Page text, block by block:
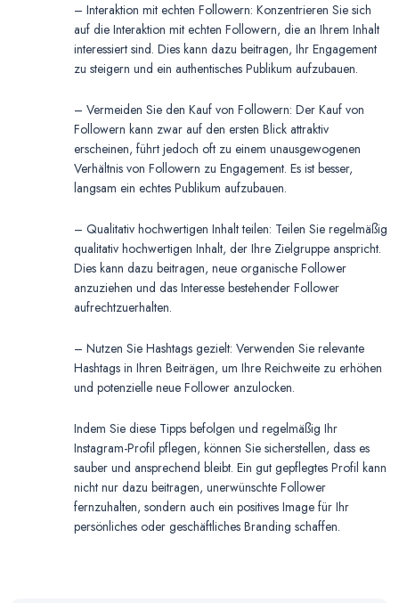
– Interaktion mit echten Followern: Konzentrieren Sie sich
auf die Interaktion mit echten Followern, die an Ihrem Inhalt
interessiert sind. Dies kann dazu beitragen, Ihr Engagement
zu steigern und ein authentisches Publikum aufzubauen.
– Vermeiden Sie den Kauf von Followern: Der Kauf von
Followern kann zwar auf den ersten Blick attraktiv
erscheinen, führt jedoch oft zu einem unausgewogenen
Verhältnis von Followern zu Engagement. Es ist besser,
langsam ein echtes Publikum aufzubauen.
– Qualitativ hochwertigen Inhalt teilen: Teilen Sie regelmäßig
qualitativ hochwertigen Inhalt, der Ihre Zielgruppe anspricht.
Dies kann dazu beitragen, neue organische Follower
anzuziehen und das Interesse bestehender Follower
aufrechtzuerhalten.
– Nutzen Sie Hashtags gezielt: Verwenden Sie relevante
Hashtags in Ihren Beiträgen, um Ihre Reichweite zu erhöhen
und potenzielle neue Follower anzulocken.
Indem Sie diese Tipps befolgen und regelmäßig Ihr
Instagram-Profil pflegen, können Sie sicherstellen, dass es
sauber und ansprechend bleibt. Ein gut gepflegtes Profil kann
nicht nur dazu beitragen, unerwünschte Follower
fernzuhalten, sondern auch ein positives Image für Ihr
persönliches oder geschäftliches Branding schaffen.